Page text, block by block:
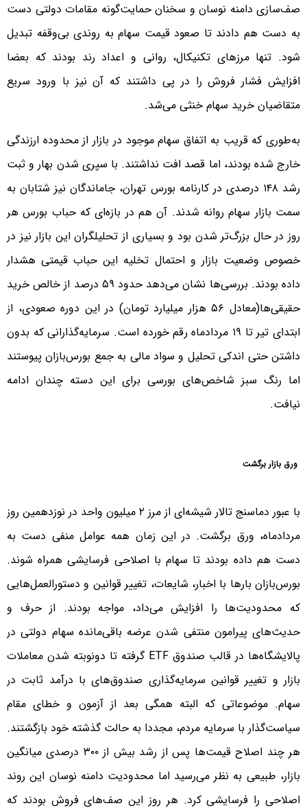
صف‌سازی دامنه نوسان و سخنان حمایت‌گونه مقامات دولتی دست
به دست هم دادند تا صعود قیمت سهام به روندی بی‌وقفه تبدیل
شود. تنها مرزهای تکنیکال، روانی و اعداد رند بودند که بعضا
افزایش فشار فروش را در پی داشتند که آن نیز با ورود سریع
متقاضیان خرید سهام خنثی می‌شد.
به‌طوری که قریب به اتفاق سهام موجود در بازار از محدوده ارزندگی
خارج شده بودند، اما قصد افت نداشتند. با سپری شدن بهار و ثبت
رشد ۱۴۸ درصدی در کارنامه بورس تهران، جاماندگان نیز شتابان به
سمت بازار سهام روانه شدند. آن هم در بازه‌ای که حباب بورس هر
روز در حال بزرگ‌تر شدن بود و بسیاری از تحلیلگران این بازار نیز در
خصوص وضعیت بازار و احتمال تخلیه این حباب قیمتی هشدار
داده بودند. بررسی‌ها نشان می‌دهد حدود ۵۹ درصد از خالص خرید
حقیقی‌ها‌(معادل ۵۶ هزار میلیارد تومان) در این دوره صعودی، از
ابتدای تیر تا ۱۹ مردادماه رقم خورده است. سرمایه‌گذارانی که بدون
داشتن حتی اندکی تحلیل و سواد مالی به جمع بورس‌بازان پیوستند
اما رنگ سبز شاخص‌های بورسی برای این دسته چندان ادامه
نیافت.
ورق بازار برگشت
با عبور دماسنج تالار شیشه‌ای از مرز ۲ میلیون واحد در نوزدهمین روز
مردادماه، ورق برگشت. در این زمان همه عوامل منفی دست به
دست هم داده بودند تا سهام با اصلاحی فرسایشی همراه شوند.
بورس‌بازان بارها با اخبار، شایعات، تغییر قوانین و دستورالعمل‌هایی
که محدودیت‌ها را افزایش می‌داد، مواجه بودند. از حرف و
حدیث‌های پیرامون منتفی شدن عرضه باقی‌مانده سهام دولتی در
پالایشگاه‌ها در قالب صندوق ETF گرفته تا دونوبته شدن معاملات
بازار و تغییر قوانین سرمایه‌گذاری صندوق‌های با درآمد ثابت در
سهام. موضوعاتی که البته همگی بعد از آزمون و خطای مقام
سیاست‌گذار با سرمایه مردم، مجددا به حالت گذشته خود بازگشتند.
هر چند اصلاح قیمت‌ها پس از رشد بیش از ۳۰۰ درصدی میانگین
بازار، طبیعی به نظر می‌رسید اما محدودیت دامنه نوسان این روند
اصلاحی را فرسایشی کرد. هر روز این صف‌های فروش بودند که